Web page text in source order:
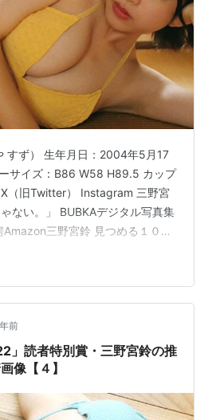
すず） 生年月日：2004年5月17
サイズ：B86 W58 H89.5 カップ
（旧Twitter） Instagram 三野宮
ない。」 BUBKAデジタル写真集
三野宮鈴 見つめる１０秒
講談社Amazon【デジタル限
の一番かわいいところ」 週プレ
宮鈴週刊プレイボーイAmazon三
ｖｏｌ．１ ＦＲＩＤＡＹデジ
前
」読者特別賞・三野宮鈴の推
像【４】